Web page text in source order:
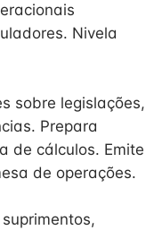
Nivela
sobre legislações,
Prepara
de cálculos. Emite
de operações.